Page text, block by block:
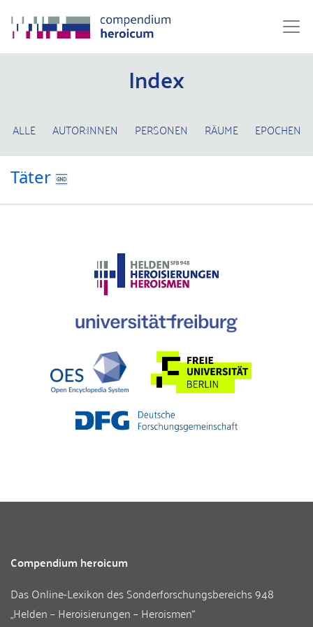
Index
ALLE AUTOR:INNEN PERSONEN RÄUME EPOCHEN
Täter
Compendium heroicum
Das Online-Lexikon desSonderforschungsbereichs 948
„Helden – Heroisierungen – Heroismen“